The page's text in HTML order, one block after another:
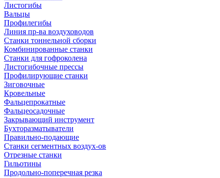
Листогибы
Вальцы
Профилегибы
Линия пр-ва воздуховодов
Станки тоннельной сборки
Комбинированные станки
Станки для гофроколена
Листогибочные прессы
Профилирующие станки
Зиговочные
Кровельные
Фальцепрокатные
Фальцеосадочные
Закрывающий инструмент
Бухторазматыватели
Правильно-подающие
Станки сегментных воздух-ов
Отрезные станки
Гильотины
Продольно-поперечная резка